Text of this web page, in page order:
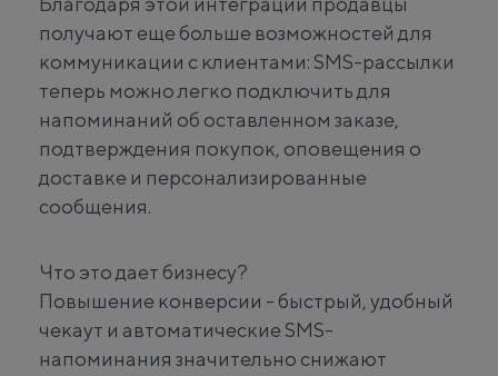
получают еще больше возможностей для
коммуникации с клиентами: SMS-рассылки
теперь можно легко подключить для
напоминаний об оставленном заказе,
подтверждения покупок, оповещения о
доставке и персонализированные
сообщения.
Что это дает бизнесу?
Повышение конверсии - быстрый, удобный
чекаут и автоматические SMS-
напоминания значительно снижают